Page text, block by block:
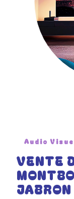
Audio
VENTE
JABRON